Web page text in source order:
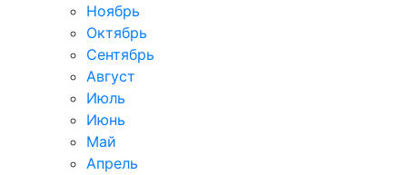
Ноябрь
Октябрь
Сентябрь
Август
Июль
Июнь
Май
Апрель